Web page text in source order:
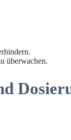
überwachen.